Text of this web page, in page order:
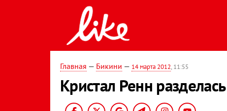
Главная — Бикини — 14 марта 2012, 11:55
Кристал Ренн